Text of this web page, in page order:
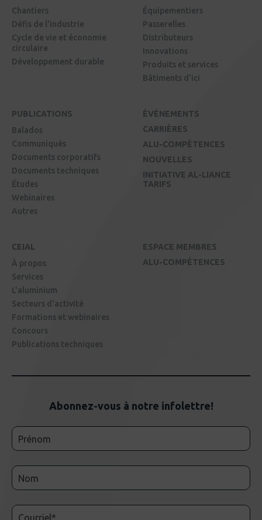
Chantiers
Défis de l'industrie
Cycle de vie et économie
circulaire
Développement durable
Équipementiers
Passerelles
Distributeurs
Innovations
Produits et services
Bâtiments d'ici
PUBLICATIONS
Balados
Communiqués
Documents corporatifs
Documents techniques
Études
Webinaires
Autres
ÉVÉNEMENTS
CARRIÈRES
ALU-COMPÉTENCES
NOUVELLES
INITIATIVE AL-LIANCE
TARIFS
CEIAL
À propos
Services
L'aluminium
Secteurs d'activité
Formations et webinaires
Concours
Publications techniques
ESPACE MEMBRES
ALU-COMPÉTENCES
Abonnez-vous à notre infolettre!